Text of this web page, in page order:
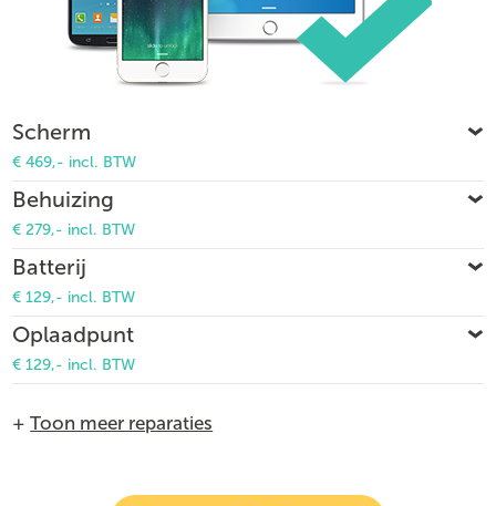
Scherm
€ 469,- incl. BTW
Behuizing
€ 279,- incl. BTW
Batterij
€ 129,- incl. BTW
Oplaadpunt
€ 129,- incl. BTW
+Toon meer reparaties